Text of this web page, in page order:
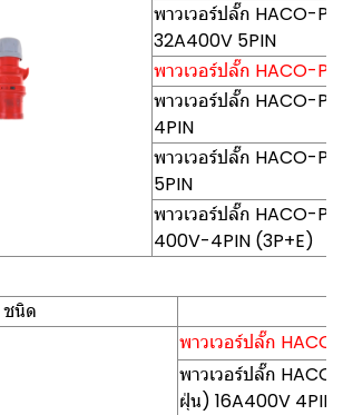
พาวเวอร์ปลั๊ก HACO-
32A400V 5PIN
พาวเวอร์ปลั๊ก HACO-
พาวเวอร์ปลั๊ก HACO-
4PIN
พาวเวอร์ปลั๊ก HACO-
5PIN
พาวเวอร์ปลั๊ก HACO-
400V-4PIN (3P+E)
ชนิด
พาวเวอร์ปลั๊ก
พาวเวอร์ปลั๊ก
ฝุ่น) 16A400V 4PIN